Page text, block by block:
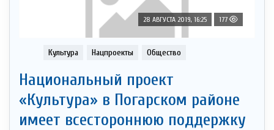
28 АВГУСТА 2019, 16:25 177
Культура Нацпроекты Общество
Национальный проект
«Культура» в Погарском районе
имеет всестороннюю поддержку